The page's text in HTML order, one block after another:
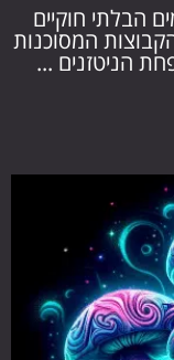
הבלתי חוקיים
המסוכנות
הניטזנים ...